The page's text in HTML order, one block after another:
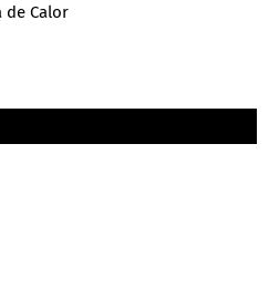
de Calor